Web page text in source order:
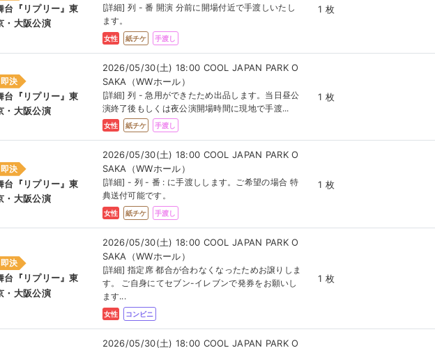
台『リプリー』東
・大阪公演
[詳細] 列 - 番 開演 分前に開場付近で手渡しいたし
ます。
女性 紙チケ 手渡し
1 枚
即決
台『リプリー』東
・大阪公演
2026/05/30(土) 18:00 COOL JAPAN PARK O
SAKA（WWホール）
[詳細] 列 - 急用ができたため出品します。当日昼公
演終了後もしくは夜公演開場時間に現地で手渡...
女性 紙チケ 手渡し
1 枚
即決
台『リプリー』東
・大阪公演
2026/05/30(土) 18:00 COOL JAPAN PARK O
SAKA（WWホール）
[詳細] - 列 - 番 : に手渡しします。ご希望の場合 特
典送付可能です。
女性 紙チケ 手渡し
1 枚
即決
台『リプリー』東
・大阪公演
2026/05/30(土) 18:00 COOL JAPAN PARK O
SAKA（WWホール）
[詳細] 指定席 都合が合わなくなったためお譲りしま
す。 ご自身にてセブン-イレブンで発券をお願いし
ます...
女性 コンビニ
1 枚
2026/05/30(土) 18:00 COOL JAPAN PARK O